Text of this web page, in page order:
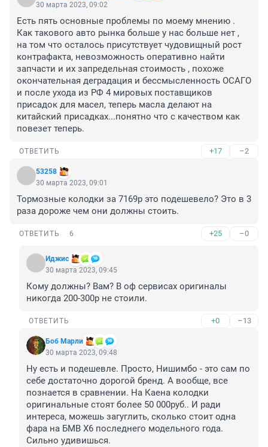
30 марта 2023, 09:02
Есть пять основные проблемы по моему мнению .
Как такового авто рынка больше у нас больше нет ,
на том что осталось присутствует чудовищный рост
контрафакта, невозможность оперативно найти
запчасти и их запредельная стоимость , похоже
окончательная деградация и бессмысленность ОСАГО
и после ухода из РФ 4 мировых поставщиков
присадок для масел, теперь масла делают на
китайский присадках...понятно что с качеством как
повезет теперь.
ОТВЕТИТЬ +17 –2
53258
30 марта 2023, 09:01
Тормозные колодки за 7169р это подешевело? Это в 3
раза дороже чем они должны стоить.
ОТВЕТИТЬ 6 +25 –0
Иджис
30 марта 2023, 09:45
Кому должны? Вам? В оф сервисах оригиналы
никогда 200-300р не стоили.
ОТВЕТИТЬ +0 –13
Боб Марли
30 марта 2023, 09:48
Ну есть и подешевле. Просто, Нишимбо - это сам по
себе достаточно дорогой бренд. А вообще, все
познается в сравнении. На Каена колодки
оригинальные стоят более 50 000руб.. И ради
интереса, можешь загуглить, сколько стоит одна
фара на БМВ Х6 последнего модельного года.
Сильно удивишься.